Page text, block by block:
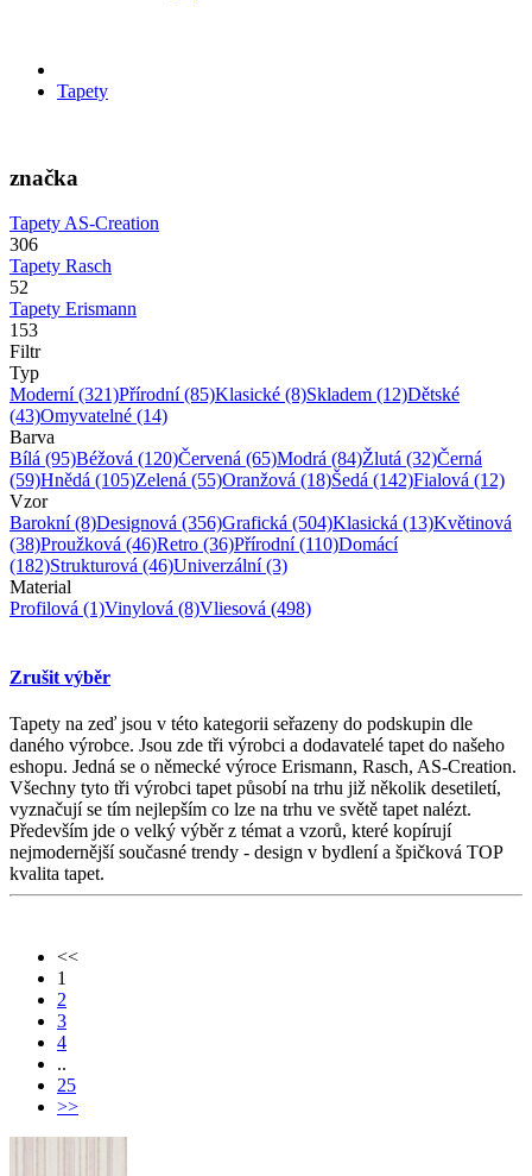
Tapety
značka
Tapety AS-Creation
306
Tapety Rasch
52
Tapety Erismann
153
Filtr
Typ
Moderní(321)Přírodní(85)Klasické (8)Skladem (12)Dětské
(43)Omyvatelné (14)
Barva
Bílá (95)Béžová (120)Červená (65)Modrá (84)Žlutá (32)Černá
(59)Hnědá (105)Zelená (55)Oranžová (18)Šedá (142)Fialová (12)
Vzor
Barokní(8)Designová (356)Grafická (504)Klasická (13)Květinová
(38)Proužková (46)Retro (36)Přírodní(110)Domácí
(182)Strukturová (46)Univerzální(3)
Material
Profilová (1)Vinylová (8)Vliesová (498)
Zrušit výběr
Tapety na zeď jsou v této kategorii seřazeny do podskupin dle
daného výrobce. Jsou zde tři výrobci a dodavatelé tapet do našeho
eshopu. Jedná se o německé výroce Erismann, Rasch, AS-Creation.
Všechny tyto tři výrobci tapet působí na trhu již několik desetiletí,
vyznačují se tím nejlepším co lze na trhu ve světě tapet nalézt.
Především jde o velký výběr z témat a vzorů, které kopírují
nejmodernější současné trendy - design v bydlení a špičková TOP
kvalita tapet.
<<
1
2
3
4
..
25
>>